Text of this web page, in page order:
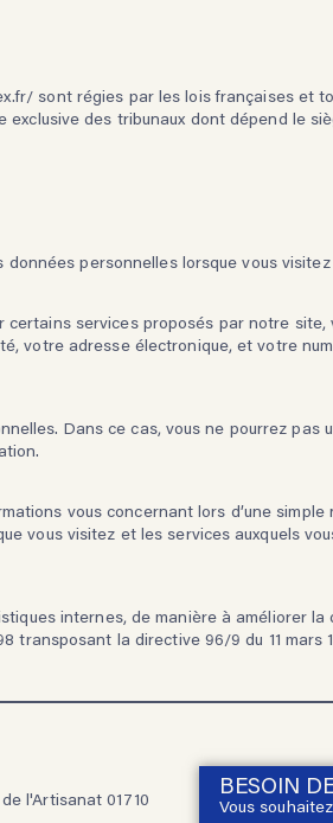
sont régies par les lois françaises et
des tribunaux dont dépend le
données personnelles lorsque vous
services proposés par notre
votre adresse électronique, et votre
Dans ce cas, vous ne pourrez
vous concernant lors d’une
vous visitez et les services auxquels
internes, de manière à améliorer
transposant la directive 96/9 du 11
l'Artisanat 01710
BESOIN
Vous